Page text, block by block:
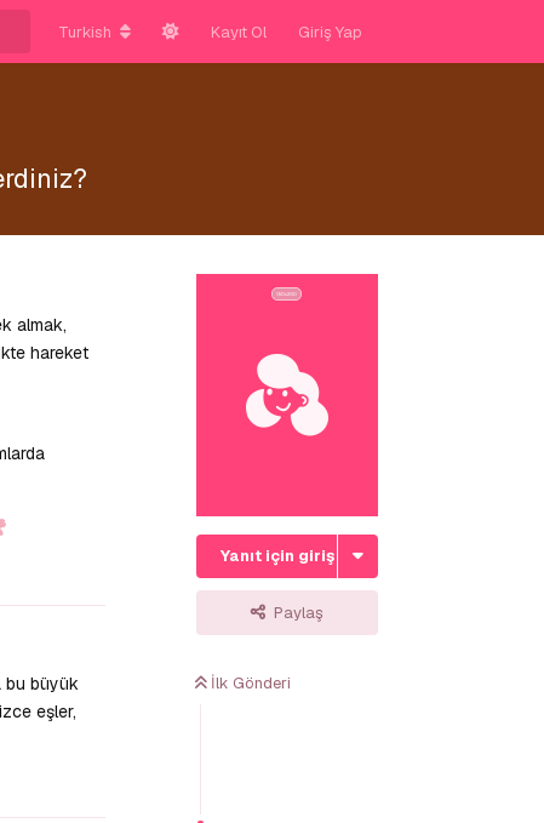
Turkish Kayıt Ol Giriş Yap
Yanıt için giriş yap
Paylaş
İlk Gönderi
almak,
hareket
bu büyük
eşler,